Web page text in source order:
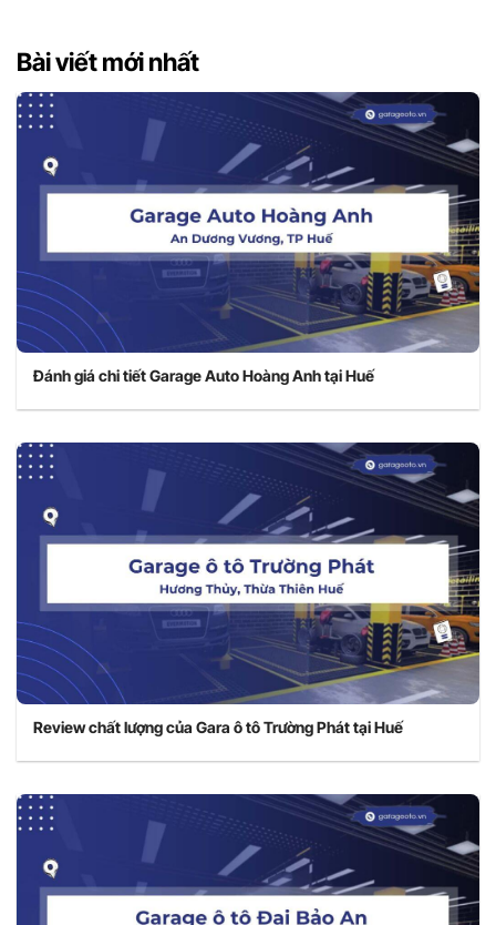
Bài viết mới nhất
Đánh giá chi tiết Garage Auto Hoàng Anh tại Huế
Review chất lượng của Gara ô tô Trường Phát tại Huế